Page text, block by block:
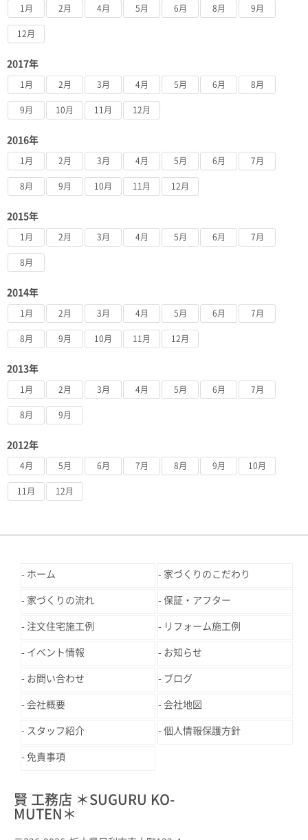
1月 2月 4月 5月 6月 8月 9月
12月
2017年
1月 2月 3月 4月 5月 6月 8月
9月 10月 11月 12月
2016年
1月 2月 3月 4月 5月 6月 7月
8月 9月 10月 11月 12月
2015年
1月 2月 3月 4月 5月 6月 7月
8月
2014年
1月 2月 3月 4月 5月 6月 7月
8月 9月 10月 11月 12月
2013年
1月 2月 3月 4月 5月 6月 7月
8月 9月
2012年
4月 5月 6月 7月 8月 9月 10月
11月 12月
ホーム 家づくりのこだわり
家づくりの流れ 保証・アフター
注文住宅施工例 リフォーム施工例
イベント情報 お知らせ
お問い合わせ ブログ
会社概要 会社地図
スタッフ紹介 個人情報保護方針
免責事項
賢 工務店 ＊SUGURU KO-
MUTEN＊